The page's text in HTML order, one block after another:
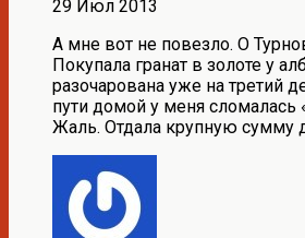
29 Июл 2013
А мне вот не повезло. О
Покупала гранат в золоте у
разочарована уже на третий
пути домой у меня сломалась
Жаль. Отдала крупную сумму